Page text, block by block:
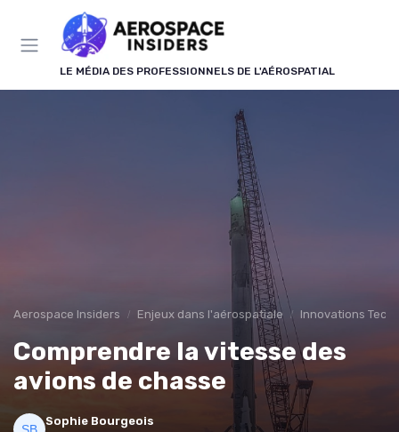
LE MÉDIA DES PROFESSIONNELS DE L'AÉROSPATIAL
Aerospace Insiders Enjeux dans l'aérospatiale Innovations
Comprendre la vitesse des
avions de chasse
Sophie Bourgeois
Panneau de gestion des cookies